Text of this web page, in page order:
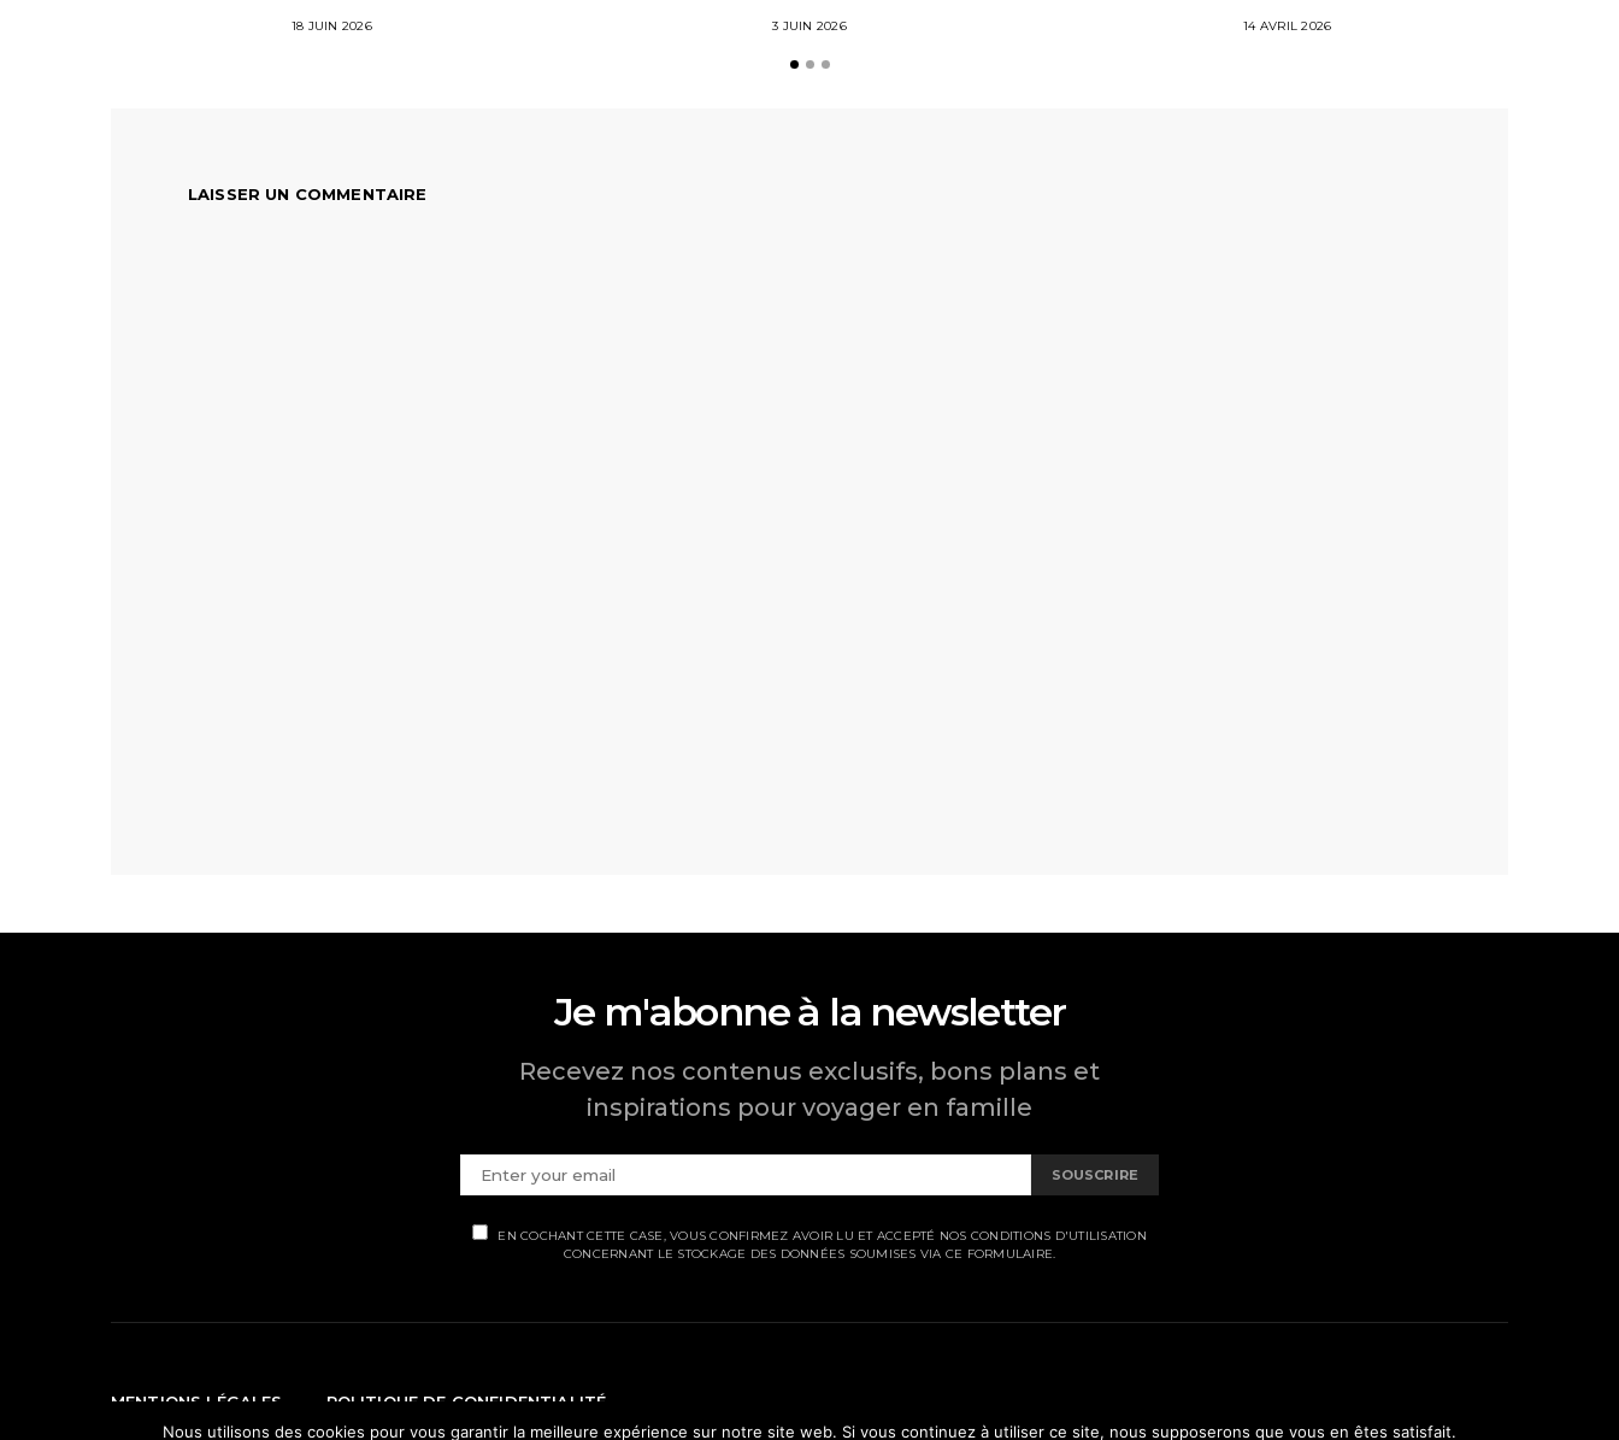
18 JUIN 2026 3 JUIN 2026 14 AVRIL 2026
LAISSER UN COMMENTAIRE
Je m'abonne à la newsletter
Recevez nos contenus exclusifs, bons plans et
inspirations pour voyager en famille
SOUSCRIRE
EN COCHANT CETTE CASE, VOUS CONFIRMEZ AVOIR LU ET ACCEPTÉ NOS CONDITIONS D'UTILISATION
CONCERNANT LE STOCKAGE DES DONNÉES SOUMISES VIA CE FORMULAIRE.
MENTIONS LÉGALES POLITIQUE DE CONFIDENTIALITÉ
Nous utilisons des cookies pour vous garantir la meilleure expérience sur notre site web. Si vous continuez à utiliser ce site, nous supposerons que vous en êtes satisfait.